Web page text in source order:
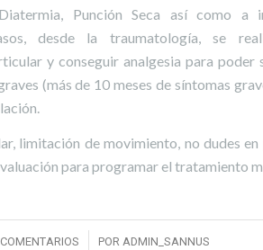
Punción Seca así como a
desde la traumatología, se
y conseguir analgesia para poder
(más de 10 meses de síntomas
limitación de movimiento, no dudes
para programar el tratamiento
/ POR ADMIN_SANNUS